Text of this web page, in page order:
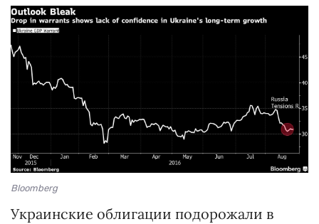
Bloomberg
Украинские облигации подорожали в